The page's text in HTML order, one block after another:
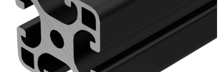
z
5
hvězdiček.